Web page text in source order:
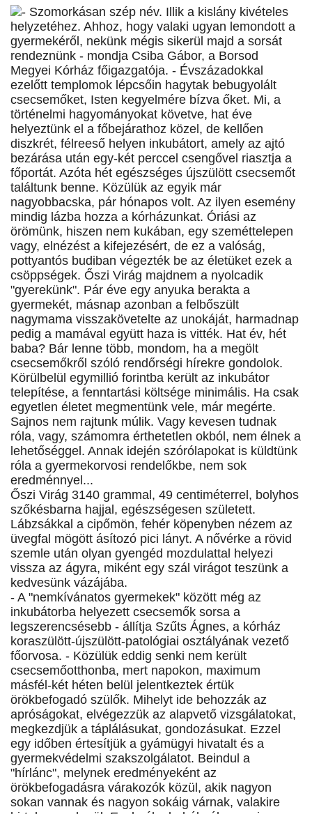
- Szomorkásan szép név. Illik a kislány kivételes
helyzetéhez. Ahhoz, hogy valaki ugyan lemondott a
gyermekéről, nekünk mégis sikerül majd a sorsát
rendeznünk - mondja Csiba Gábor, a Borsod
Megyei Kórház főigazgatója. - Évszázadokkal
ezelőtt templomok lépcsőin hagytak bebugyolált
csecsemőket, Isten kegyelmére bízva őket. Mi, a
történelmi hagyományokat követve, hat éve
helyeztünk el a főbejárathoz közel, de kellően
diszkrét, félreeső helyen inkubátort, amely az ajtó
bezárása után egy-két perccel csengővel riasztja a
főportát. Azóta hét egészséges újszülött csecsemőt
találtunk benne. Közülük az egyik már
nagyobbacska, pár hónapos volt. Az ilyen esemény
mindig lázba hozza a kórházunkat. Óriási az
örömünk, hiszen nem kukában, egy szeméttelepen
vagy, elnézést a kifejezésért, de ez a valóság,
pottyantós budiban végezték be az életüket ezek a
csöppségek. Őszi Virág majdnem a nyolcadik
"gyerekünk". Pár éve egy anyuka berakta a
gyermekét, másnap azonban a felbőszült
nagymama visszakövetelte az unokáját, harmadnap
pedig a mamával együtt haza is vitték. Hat év, hét
baba? Bár lenne több, mondom, ha a megölt
csecsemőkről szóló rendőrségi hírekre gondolok.
Körülbelül egymillió forintba került az inkubátor
telepítése, a fenntartási költsége minimális. Ha csak
egyetlen életet megmentünk vele, már megérte.
Sajnos nem rajtunk múlik. Vagy kevesen tudnak
róla, vagy, számomra érthetetlen okból, nem élnek a
lehetőséggel. Annak idején szórólapokat is küldtünk
róla a gyermekorvosi rendelőkbe, nem sok
eredménnyel...
Őszi Virág 3140 grammal, 49 centiméterrel, bolyhos
szőkésbarna hajjal, egészségesen született.
Lábzsákkal a cipőmön, fehér köpenyben nézem az
üvegfal mögött ásítozó pici lányt. A nővérke a rövid
szemle után olyan gyengéd mozdulattal helyezi
vissza az ágyra, miként egy szál virágot teszünk a
kedvesünk vázájába.
- A "nemkívánatos gyermekek" között még az
inkubátorba helyezett csecsemők sorsa a
legszerencsésebb - állítja Szűts Ágnes, a kórház
koraszülött-újszülött-patológiai osztályának vezető
főorvosa. - Közülük eddig senki nem került
csecsemőotthonba, mert napokon, maximum
másfél-két héten belül jelentkeztek értük
örökbefogadó szülők. Mihelyt ide behozzák az
apróságokat, elvégezzük az alapvető vizsgálatokat,
megkezdjük a táplálásukat, gondozásukat. Ezzel
egy időben értesítjük a gyámügyi hivatalt és a
gyermekvédelmi szakszolgálatot. Beindul a
"hírlánc", melynek eredményeként az
örökbefogadásra várakozók közül, akik nagyon
sokan vannak és nagyon sokáig várnak, valakire